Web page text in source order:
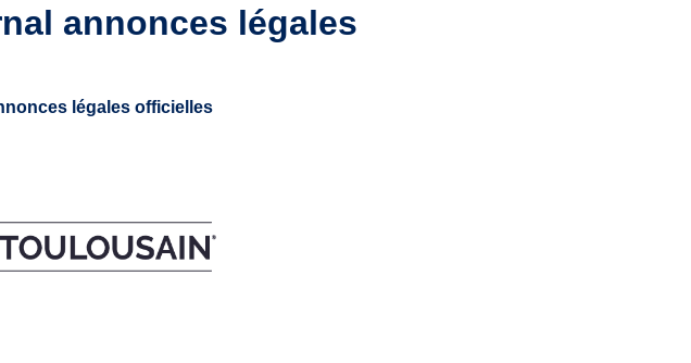
annonces légales
légales officielles